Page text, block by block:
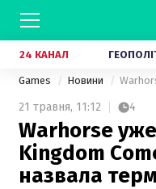
24 КАНАЛ
Games Новини
21 травня, 11:12 4
Warhorse
Kingdom
назвала